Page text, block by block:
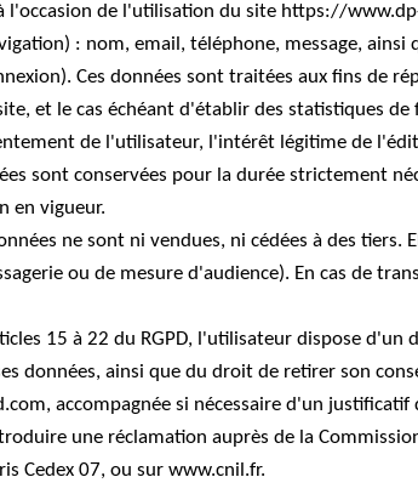
l'occasion de l'utilisation du site https://
: nom, email, téléphone, message, ainsi
Ces données sont traitées aux fins de
et le cas échéant d'établir des statistiques de
de l'utilisateur, l'intérêt légitime de
sont conservées pour la durée strictement
en vigueur.
ne sont ni vendues, ni cédées à des
ou de mesure d'audience). En cas de
15 à 22 du RGPD, l'utilisateur dispose
données, ainsi que du droit de retirer son
accompagnée si nécessaire d'un justificatif
une réclamation auprès de la
Cedex 07, ou sur www.cnil.fr.